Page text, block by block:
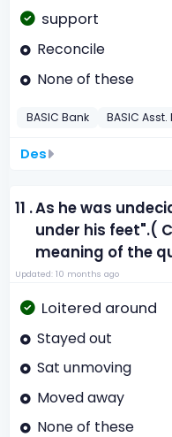
support
Reconcile
None of these
BASIC Bank BASIC
Des
11 .As he was
under his feet".(
meaning of the
Updated: 10 months ago
Loitered around
Stayed out
Sat unmoving
Moved away
None of these